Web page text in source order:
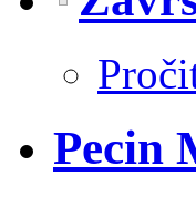
Pecin